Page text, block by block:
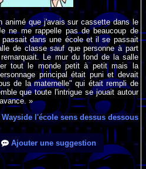
animé que j'avais sur cassette dans le
ne me rappelle pas de beaucoup de
dans une école et il se passait
de classe sauf que personne à part
Le mur du fond de la salle
tout le monde petit à petit mais la
principal était puni et devait
de la maternelle" qui était rempli de
que toute l'intrigue se jouait autour
»
Wayside l'école sens dessus dessous
Ajouter une suggestion